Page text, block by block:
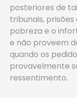
posteriores de
tribunais,
pobreza e o
e não proveem
quando os
provavelmente
ressentimento.